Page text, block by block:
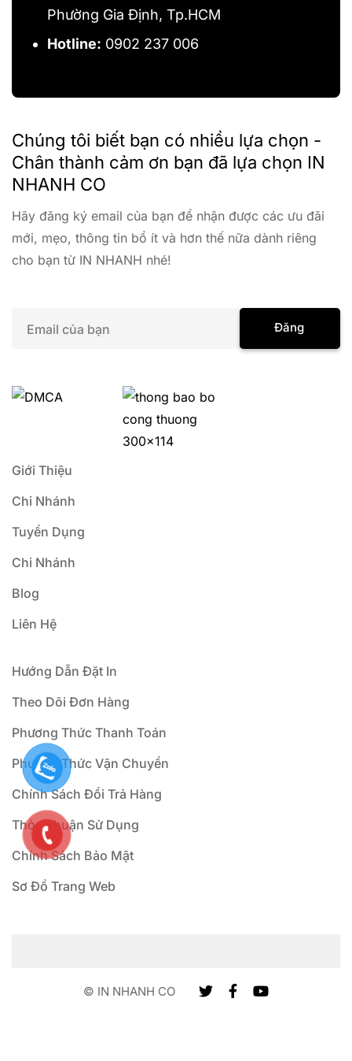
Phường Gia Định, Tp.HCM
Hotline: 0902 237 006
Chúng tôi biết bạn có nhiều lựa chọn -
Chân thành cảm ơn bạn đã lựa chọn IN
NHANH CO
Hãy đăng ký email của bạn để nhận được các ưu đãi
mới, mẹo, thông tin bổ ít và hơn thế nữa dành riêng
cho bạn từ IN NHANH nhé!
i
Đăng
Giới Thiệu
Chi Nhánh
Tuyển Dụng
Chi Nhánh
Blog
Liên Hệ
Hướng Dẫn Đặt In
Theo Dõi Đơn Hàng
Phương Thức Thanh Toán
Phương Thức Vận Chuyển
Chính Sách Đổi Trả Hàng
Thỏa Thuận Sử Dụng
Chính Sách Bảo Mật
Sơ Đồ Trang Web
© IN NHANH CO